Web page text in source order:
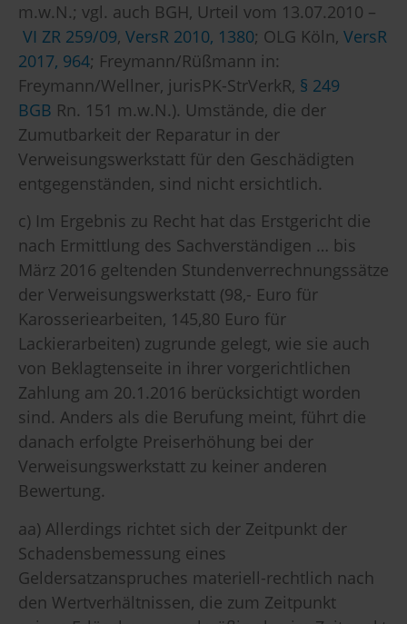
m.w.N.; vgl. auch BGH, Urteil vom 13.07.2010 –
VI ZR 259/09, VersR 2010, 1380; OLG Köln, VersR
2017, 964; Freymann/Rüßmann in:
Freymann/Wellner, jurisPK-StrVerkR, § 249
BGB Rn. 151 m.w.N.). Umstände, die der
Zumutbarkeit der Reparatur in der
Verweisungswerkstatt für den Geschädigten
entgegenständen, sind nicht ersichtlich.
c) Im Ergebnis zu Recht hat das Erstgericht die
nach Ermittlung des Sachverständigen … bis
März 2016 geltenden Stundenverrechnungssätze
der Verweisungswerkstatt (98,- Euro für
Karosseriearbeiten, 145,80 Euro für
Lackierarbeiten) zugrunde gelegt, wie sie auch
von Beklagtenseite in ihrer vorgerichtlichen
Zahlung am 20.1.2016 berücksichtigt worden
sind. Anders als die Berufung meint, führt die
danach erfolgte Preiserhöhung bei der
Verweisungswerkstatt zu keiner anderen
Bewertung.
aa) Allerdings richtet sich der Zeitpunkt der
Schadensbemessung eines
Geldersatzanspruches materiell-rechtlich nach
den Wertverhältnissen, die zum Zeitpunkt